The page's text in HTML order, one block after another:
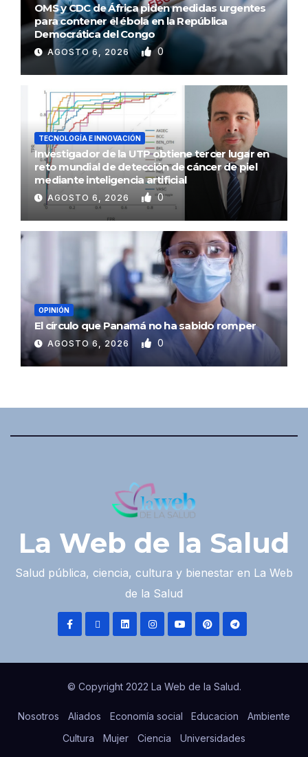
OMS y CDC de África piden medidas urgentes
para contener el ébola en la República
Democrática del Congo
AGOSTO 6, 2026 0
TECNOLOGÍA E INNOVACIÓN
Investigador de la UTP obtiene tercer lugar en
reto mundial de detección de cáncer de piel
mediante inteligencia artificial
AGOSTO 6, 2026 0
OPINIÓN
El círculo que Panamá no ha sabido romper
AGOSTO 6, 2026 0
La Web de la Salud
Salud pública, ciencia, cultura y bienestar en La Web
de la Salud
© Copyright 2022 La Web de la Salud.
Nosotros Aliados Economía social Educacion
Ambiente
Cultura
Mujer Ciencia
Universidades